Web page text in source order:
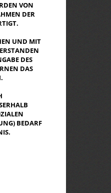
VON
DER
UND MIT
DES
DAS
D
N
BEDARF E